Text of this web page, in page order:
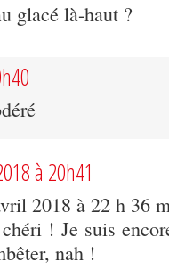
glacé là-haut ?
à 20h41
2018 à 22 h 36
! Je suis
nah !